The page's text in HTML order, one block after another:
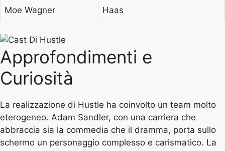
Moe Wagner Haas
Approfondimenti e
Curiosità
La realizzazione di Hustle ha coinvolto un team molto
eterogeneo. Adam Sandler, con una carriera che
abbraccia sia la commedia che il dramma, porta sullo
schermo un personaggio complesso e carismatico. La